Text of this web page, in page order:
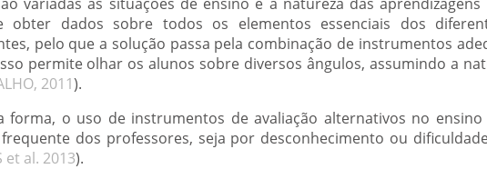
obter dados sobre todos os elementos essenciais dos
pelo que a solução passa pela combinação de instrumentos
permite olhar os alunos sobre diversos ângulos, assumindo a
2011).
forma, o uso de instrumentos de avaliação alternativos no
dos professores, seja por desconhecimento ou
et al. 2013).